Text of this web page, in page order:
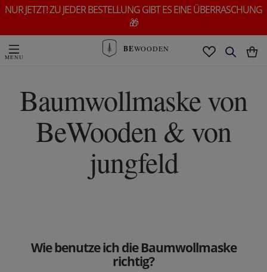
NUR JETZT! ZU JEDER BESTELLUNG GIBT ES EINE ÜBERRASCHUNG
🎁
BEWOODEN
Baumwollmaske von
BeWooden & von
jungfeld
Wie benutze ich die Baumwollmaske
richtig?